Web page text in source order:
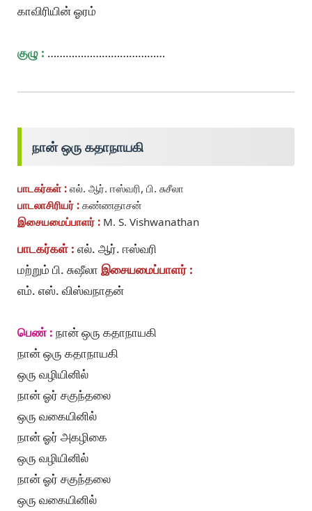
காவிரியின் ஓரம்
குழு : …………………………………
நான் ஒரு கதாநாயகி
பாடகர்கள் : எல். ஆர். ஈஸ்வரி, பி. சுசீலா
பாடலாசிரியர் : கண்ணதாசன்
இசையமைப்பாளர் : M. S. Vishwanathan
பாடகர்கள் : எல். ஆர். ஈஸ்வரி
மற்றும் பி. சுஷீலா இசையமைப்பாளர் :
எம். எஸ். விஸ்வநாதன்
பெண் : நான் ஒரு கதாநாயகி
நான் ஒரு கதாநாயகி
ஒரு வழியினில்
நான் ஓர் சகுந்தலை
ஒரு வகையினில்
நான் ஓர் அகழிகை
ஒரு வழியினில்
நான் ஓர் சகுந்தலை
ஒரு வகையினில்